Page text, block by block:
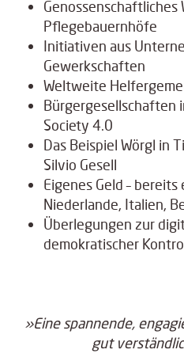
Genossenschaftliches
Pflegebauernhöfe
Initiativen aus
Gewerkschaften
Weltweite
Bürgergesellschaften
Society 4.0
Das Beispiel Wörgl in
Silvio Gesell
Eigenes Geld –
Niederlande, Italien,
Überlegungen zur
demokratischer
»Eine spannende,
gut